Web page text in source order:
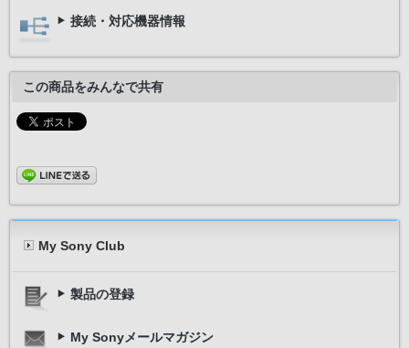
接続・対応機器情報
この商品をみんなで共有
My Sony Club
製品の登録
My Sonyメールマガジン